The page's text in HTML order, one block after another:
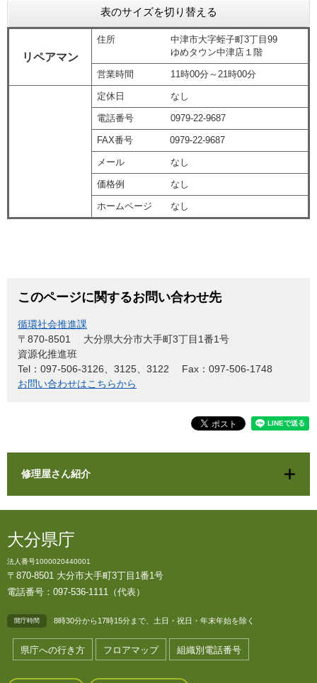
表のサイズを切り替える
リペアマン
住所 中津市大字蛭子町3丁目99
ゆめタウン中津店１階
営業時間 11時00分～21時00分
定休日 なし
電話番号 0979-22-9687
FAX番号 0979-22-9687
メール なし
価格例 なし
ホームページ なし
このページに関するお問い合わせ先
循環社会推進課
〒870-8501
大分県大分市大手町3丁目1番1号
資源化推進班
Tel：097-506-3126、3125、3122
Fax：097-506-1748
お問い合わせはこちらから
修理屋さん紹介
大分県庁
法人番号1000020440001
〒870-8501 大分市大手町3丁目1番1号
電話番号：097-536-1111（代表）
開庁時間 8時30分から17時15分まで、土日・祝日・年末年始を除く
県庁への行き方 フロアマップ 組織別電話番号